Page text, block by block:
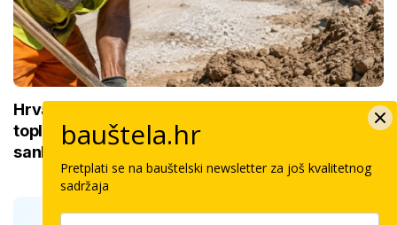
Hrvatska gori, a bauštela ne staje! Radi se bez
toplinskih pauza i dovoljno vode 10 sati dnevno,
sankcija nemabauštela.hr
Pretplati se na bauštelski newsletter za još kvalitetnog
sadržaja